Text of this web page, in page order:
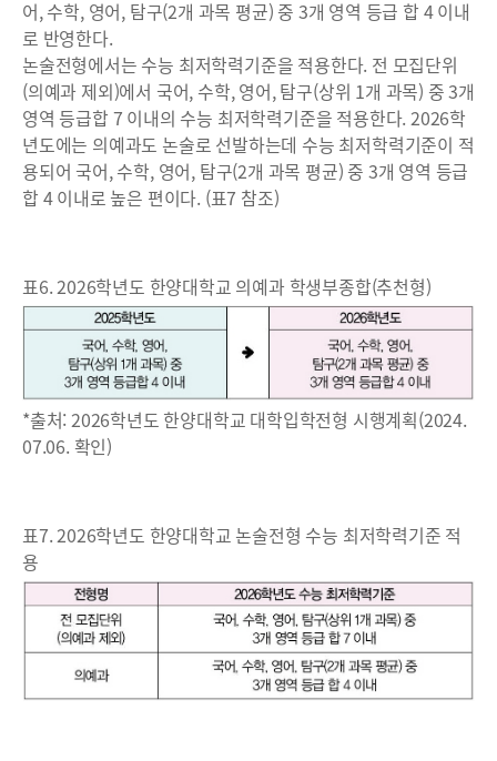
어, 수학, 영어, 탐구(2개 과목 평균) 중 3개 영역 등급 합 4 이내
로 반영한다.
논술전형에서는 수능 최저학력기준을 적용한다. 전 모집단위
(의예과 제외)에서 국어, 수학, 영어, 탐구(상위 1개 과목) 중 3개
영역 등급합 7 이내의 수능 최저학력기준을 적용한다. 2026학
년도에는 의예과도 논술로 선발하는데 수능 최저학력기준이 적
용되어 국어, 수학, 영어, 탐구(2개 과목 평균) 중 3개 영역 등급
합 4 이내로 높은 편이다. (표7 참조)
표6. 2026학년도 한양대학교 의예과 학생부종합(추천형)
*출처: 2026학년도 한양대학교 대학입학전형 시행계획(2024.
07.06. 확인)
표7. 2026학년도 한양대학교 논술전형 수능 최저학력기준 적
용